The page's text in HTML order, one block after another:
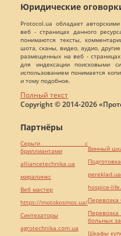
Юридические
Protocol.ua обладает
веб - страницах данного
понимаются тексты,
шота, сканы, видео, аудио,
размещенных на веб - страницах
для индексации поисковыми
использованием понимается
и тому подобное.
Полный текст
Copyright © 2014-2026
Партнёры
Серьги с
бриллиантами
alliancetechnika.ua
миралинкс
Веб мастер
https://motokosmos.ua/
Синтезаторы
agrotechnika.com.ua
Винный
pereklad.ua
hospice-
больных
Шкафы